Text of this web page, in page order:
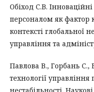
Обіход С.В.
персоналом як фактор
контексті глобальної
управління та
Павлова В., Горбань С.,
технології